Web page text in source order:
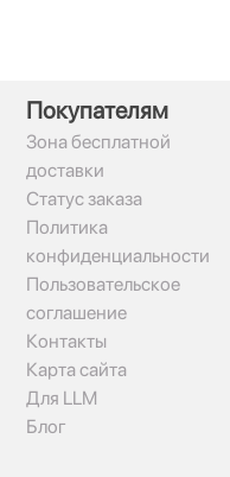
Покупателям
Зона бесплатной
доставки
Статус заказа
Политика
конфиденциальности
Пользовательское
соглашение
Контакты
Карта сайта
Для LLM
Блог